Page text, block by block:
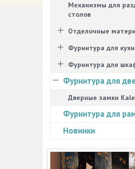
Механизмы для
столов
Отделочные
Фурнитура для
Фурнитура для
Фурнитура для
Дверные замки Kale
Фурнитура для
Новинки